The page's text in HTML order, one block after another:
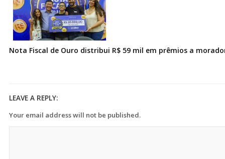
Nota Fiscal de Ouro distribui R$ 59 mil em prêmios a
LEAVE A REPLY:
Your email address will not be published.